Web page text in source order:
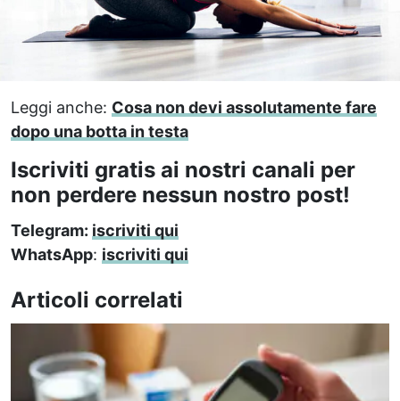
Leggi anche: Cosa non devi assolutamente fare
dopo una botta in testa
Iscriviti gratis ai nostri canali per
non perdere nessun nostro post!
Telegram: iscriviti qui
WhatsApp: iscriviti qui
Articoli correlati